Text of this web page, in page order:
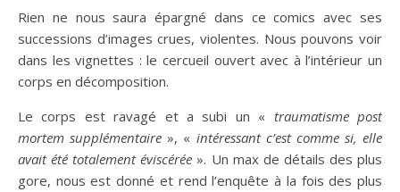
Rien ne nous saura épargné dans ce comics avec ses
successions d’images crues, violentes. Nous pouvons voir
dans les vignettes : le cercueil ouvert avec à l’intérieur un
corps en décomposition.
Le corps est ravagé et a subi un « traumatisme post
mortem supplémentaire », « intéressant c’est comme si, elle
avait été totalement éviscérée ». Un max de détails des plus
gore, nous est donné et rend l’enquête à la fois des plus